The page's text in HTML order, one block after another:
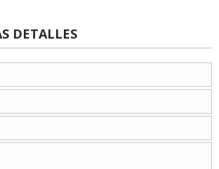
DETALLES